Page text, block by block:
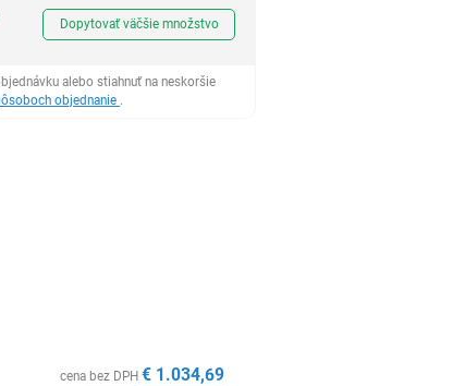
Dopytovať väčšie množstvo
alebo stiahnuť na neskoršie
objednanie .
cena bez DPH € 1.034,69